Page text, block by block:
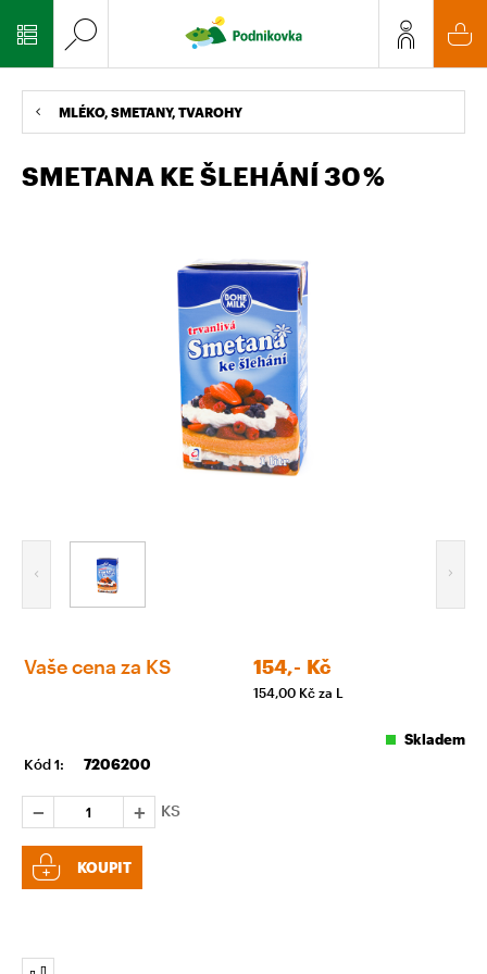
MLÉKO, SMETANY, TVAROHY
SMETANA KE ŠLEHÁNÍ 30 %
Vaše cena za KS 154,- Kč
154,00 Kč za L
Skladem
Kód 1:
7206200
KS
KOUPIT